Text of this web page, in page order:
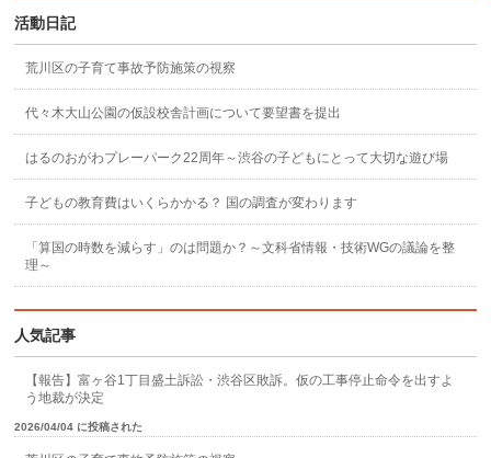
活動日記
荒川区の子育て事故予防施策の視察
代々木大山公園の仮設校舎計画について要望書を提出
はるのおがわプレーパーク22周年～渋谷の子どもにとって大切な遊び場
子どもの教育費はいくらかかる？ 国の調査が変わります
「算国の時数を減らす」のは問題か？～文科省情報・技術WGの議論を整
理～
人気記事
【報告】富ヶ谷1丁目盛土訴訟・渋谷区敗訴。仮の工事停止命令を出すよ
う地裁が決定
2026/04/04 に投稿された